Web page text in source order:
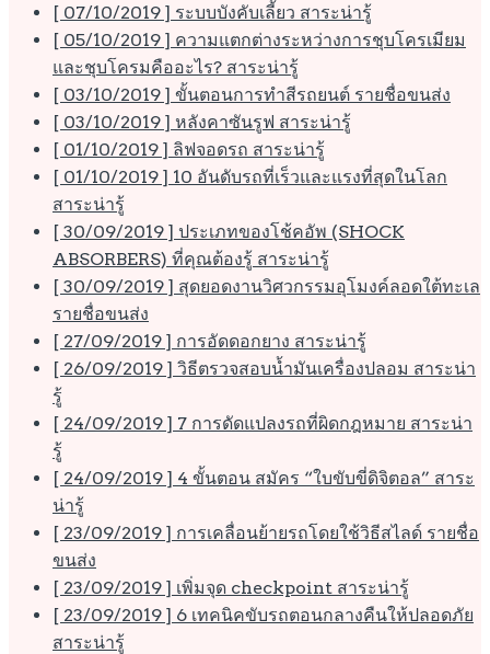
[ 07/10/2019 ] ระบบบังคับเลี้ยว สาระน่ารู้
[ 05/10/2019 ] ความแตกต่างระหว่างการชุบโครเมียม
และชุบโครมคืออะไร? สาระน่ารู้
[ 03/10/2019 ] ขั้นตอนการทำสีรถยนต์ รายชื่อขนส่ง
[ 03/10/2019 ] หลังคาซันรูฟ สาระน่ารู้
[ 01/10/2019 ] ลิฟจอดรถ สาระน่ารู้
[ 01/10/2019 ] 10 อันดับรถที่เร็วและแรงที่สุดในโลก
สาระน่ารู้
[ 30/09/2019 ] ประเภทของโช้คอัพ (SHOCK
ABSORBERS) ที่คุณต้องรู้ สาระน่ารู้
[ 30/09/2019 ] สุดยอดงานวิศวกรรมอุโมงค์ลอดใต้ทะเล
รายชื่อขนส่ง
[ 27/09/2019 ] การอัดดอกยาง สาระน่ารู้
[ 26/09/2019 ] วิธีตรวจสอบน้ำมันเครื่องปลอม สาระน่า
รู้
[ 24/09/2019 ] 7 การดัดแปลงรถที่ผิดกฎหมาย สาระน่า
รู้
[ 24/09/2019 ] 4 ขั้นตอน สมัคร “ใบขับขี่ดิจิตอล” สาระ
น่ารู้
[ 23/09/2019 ] การเคลื่อนย้ายรถโดยใช้วิธีสไลด์ รายชื่อ
ขนส่ง
[ 23/09/2019 ] เพิ่มจุด checkpoint สาระน่ารู้
[ 23/09/2019 ] 6 เทคนิคขับรถตอนกลางคืนให้ปลอดภัย
สาระน่ารู้